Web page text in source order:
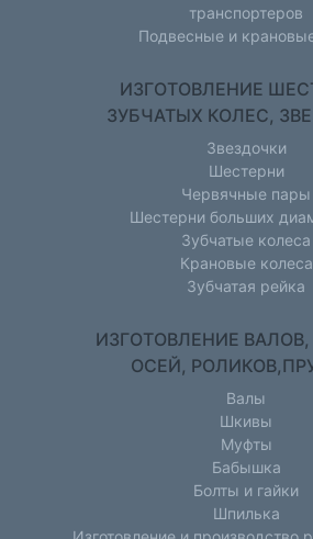
транспортеров
Подвесные и
ИЗГОТОВЛЕНИЕ
ЗУБЧАТЫХ КОЛЕС,
Звездочки
Шестерни
Червячные пары
Шестерни больших
Зубчатые колеса
Крановые колеса
Зубчатая рейка
ИЗГОТОВЛЕНИЕ
ОСЕЙ,
Валы
Шкивы
Муфты
Бабышка
Болты и гайки
Шпилька